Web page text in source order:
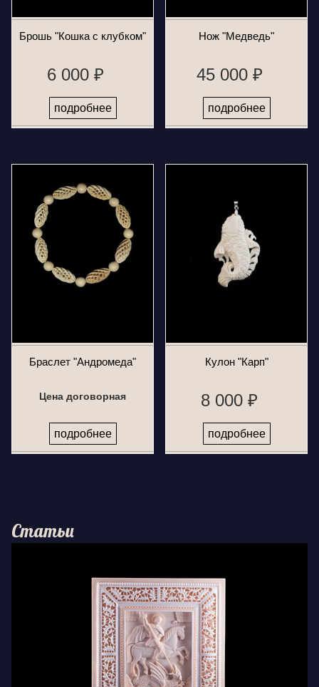
Брошь "Кошка с клубком"
6 000 ₽
подробнее
Нож "Медведь"
45 000 ₽
подробнее
Браслет "Андромеда"
Цена договорная
подробнее
Кулон "Карп"
8 000 ₽
подробнее
Статьи